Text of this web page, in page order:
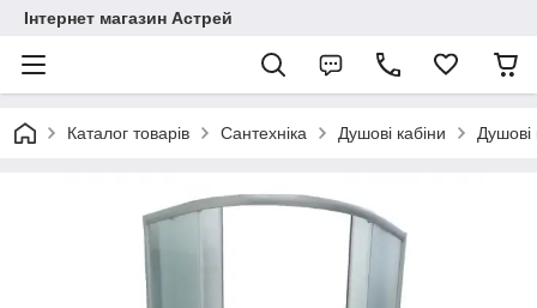
Інтернет магазин Астрей
Каталог товарів Сантехніка Душові кабіни Душові